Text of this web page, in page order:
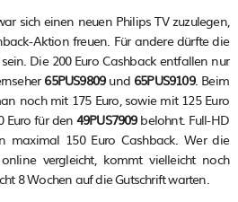
sich einen neuen Philips TV zuzulegen,
Aktion freuen. Für andere dürfte die
Die 200 Euro Cashback entfallen nur
65PUS9809und 65PUS9109. Beim
noch mit 175 Euro, sowie mit 125 Euro
Euro für den 49PUS7909 belohnt. Full-HD
maximal 150 Euro Cashback. Wer die
vergleicht, kommt vielleicht noch
8 Wochen auf die Gutschrift warten.